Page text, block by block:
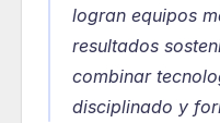
logran equipos
resultados
combinar
disciplinado y